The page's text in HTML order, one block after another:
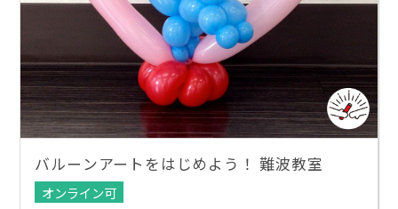
バルーンアートをはじめよう！ 難波教室
オンライン可